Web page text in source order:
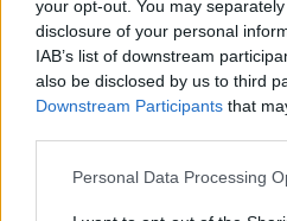
your opt-out. You may
disclosure of your personal
IAB’s list of downstream
also be disclosed by us to third
Downstream Participants that
Personal Data Processing
dos últimos anos representa
objetivos que traçou quando
setor imobiliário. O
reconhecimento conquistado
com a comunidade e da
locais e projetos de
propõe parceria
“reforçar
comércio exterior”
Publicado 12 horas atrás on